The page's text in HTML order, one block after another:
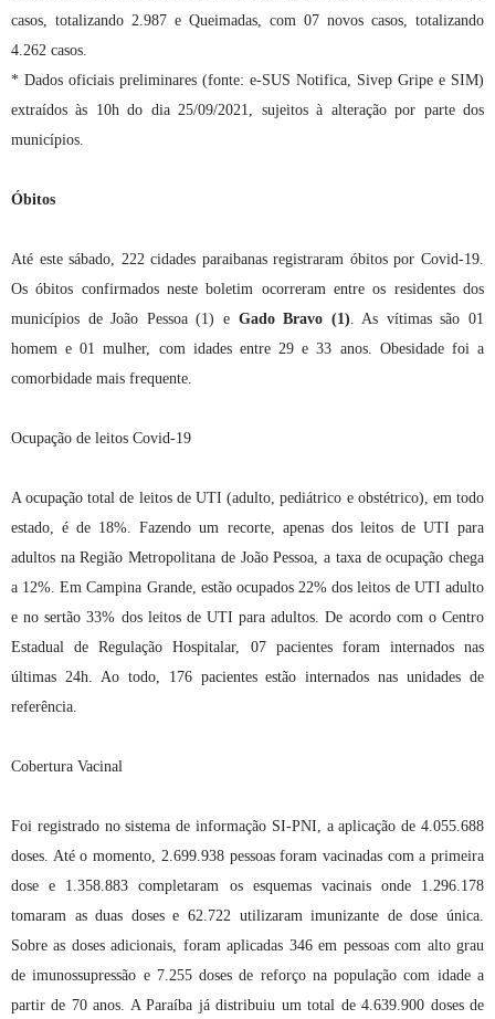
casos, totalizando 2.987 e Queimadas, com 07 novos casos, totalizando
4.262 casos.
* Dados oficiais preliminares (fonte: e-SUS Notifica, Sivep Gripe e SIM)
extraídos às 10h do dia 25/09/2021, sujeitos à alteração por parte dos
municípios.
Óbitos
Até este sábado, 222 cidades paraibanas registraram óbitos por Covid-19.
Os óbitos confirmados neste boletim ocorreram entre os residentes dos
municípios de João Pessoa (1) eGado Bravo (1). As vítimas são 01
homem e 01 mulher, com idades entre 29 e 33 anos. Obesidade foi a
comorbidade mais frequente.
Ocupação de leitos Covid-19
A ocupação total de leitos de UTI (adulto, pediátrico e obstétrico), em todo
estado, é de 18%. Fazendo um recorte, apenas dos leitos de UTI para
adultos na Região Metropolitana de João Pessoa, a taxa de ocupação chega
a 12%. Em Campina Grande, estão ocupados 22% dos leitos de UTI adulto
e no sertão 33% dos leitos de UTI para adultos. De acordo com o Centro
Estadual de Regulação Hospitalar, 07 pacientes foram internados nas
últimas 24h. Ao todo, 176 pacientes estão internados nas unidades de
referência.
Cobertura Vacinal
Foi registrado no sistema de informação SI-PNI, a aplicação de 4.055.688
doses. Até o momento, 2.699.938 pessoas foram vacinadas com a primeira
dose e 1.358.883 completaram os esquemas vacinais onde 1.296.178
tomaram as duas doses e 62.722 utilizaram imunizante de dose única.
Sobre as doses adicionais, foram aplicadas 346 em pessoas com alto grau
de imunossupressão e 7.255 doses de reforço na população com idade a
partir de 70 anos. A Paraíba já distribuiu um total de 4.639.900 doses de